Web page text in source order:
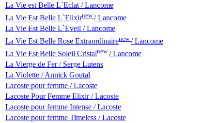
La Vie est Belle L`Eclat / Lancome
La Vie Est Belle L`Elixirnew/ Lancome
La Vie Est Belle L`Eveil / Lancome
La Vie Est Belle Rose Extraordinairenew/ Lancome
La Vie Est Belle Soleil Cristalnew/ Lancome
La Vierge de Fer / Serge Lutens
La Violette / Annick Goutal
Lacoste pour femme / Lacoste
Lacoste Pour Femme Elixir / Lacoste
Lacoste pour femme Intense / Lacoste
Lacoste pour femme Timeless / Lacoste